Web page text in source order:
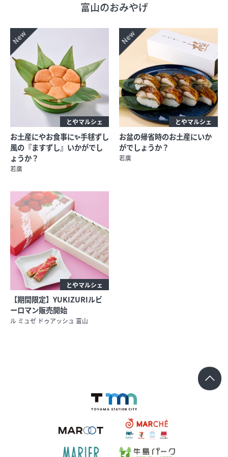
フロアガイド
ショップリスト
プロフィール
フロアガイド
ショップリスト
シティのあんなこんな
求人情報
イベント
ショップ求人情報
富山のおみやげ
とやマルシェ
お土産にやお食事に✨手毬ずし
風の『ますずし』いかがでし
ょうか？
若廣
とやマルシェ
お盆の帰省時のお土産にいか
がでしょうか？
若廣
とやマルシェ
【期間限定】YUKIZURIルビ
ーロマン販売開始
ル ミュゼ ドゥアッシュ 富山